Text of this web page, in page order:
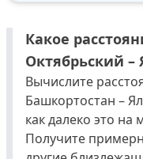
Какое
Октябрьский –
Вычислите
Башкортостан –
как далеко это
Получите